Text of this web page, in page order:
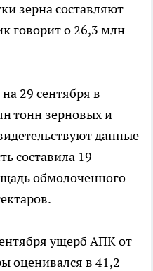
зерна составляют
говорит о 26,3 млн
29 сентября в
тонн зерновых и
данные
составила 19
обмолоченного
ущерб АПК от
оценивался в 41,2